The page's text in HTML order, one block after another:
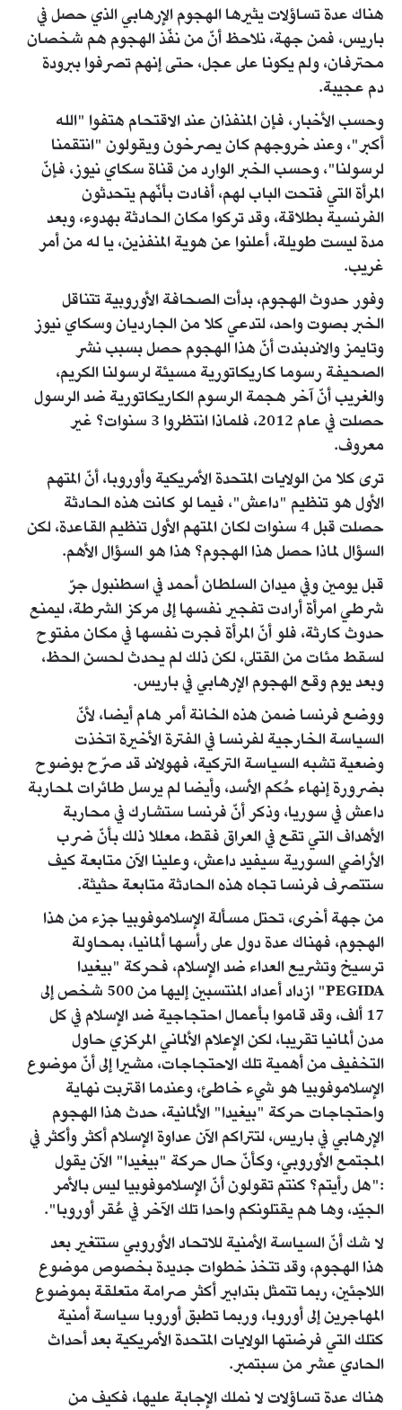
هناك عدة تساؤلات يثيرها الهجوم الإرهابي الذي حصل في
باريس، فمن جهة، نلاحظ أنّ من نفّذ الهجوم هم شخصان
محترفان، ولم يكونا على عجل، حتى إنهم تصرفوا ببرودة
دم عجيبة.
وحسب الأخبار، فإن المنفذان عند الاقتحام هتفوا "الله
أكبر"، وعند خروجهم كان يصرخون ويقولون "انتقمنا
لرسولنا"، وحسب الخبر الوارد من قناة سكاي نيوز، فإنّ
المرأة التي فتحت الباب لهم، أفادت بأنّهم يتحدثون
الفرنسية بطلاقة، وقد تركوا مكان الحادثة بهدوء، وبعد
مدة ليست طويلة، أعلنوا عن هوية المنفذين، يا له من أمر
غريب.
وفور حدوث الهجوم، بدأت الصحافة الأوروبية تتناقل
الخبر بصوت واحد، لتدعي كلا من الجارديان وسكاي نيوز
وتايمز والاندبندت أنّ هذا الهجوم حصل بسبب نشر
الصحيفة رسوما كاريكاتورية مسيئة لرسولنا الكريم،
والغريب أنّ آخر هجمة الرسوم الكاريكاتورية ضد الرسول
حصلت في عام 2012، فلماذا انتظروا 3 سنوات؟ غير
معروف.
ترى كلا من الولايات المتحدة الأمريكية وأوروبا، أنّ المتهم
الأول هو تنظيم "داعش"، فيما لو كانت هذه الحادثة
حصلت قبل 4 سنوات لكان المتهم الأول تنظيم القاعدة، لكن
السؤال لماذا حصل هذا الهجوم؟ هذا هو السؤال الأهم.
قبل يومين وفي ميدان السلطان أحمد في اسطنبول جرّ
شرطي امرأة أرادت تفجير نفسها إلى مركز الشرطة، ليمنع
حدوث كارثة، فلو أنّ المرأة فجرت نفسها في مكان مفتوح
لسقط مئات من القتلى، لكن ذلك لم يحدث لحسن الحظ،
وبعد يوم وقع الهجوم الإرهابي في باريس.
ووضع فرنسا ضمن هذه الخانة أمر هام أيضا، لأنّ
السياسة الخارجية لفرنسا في الفترة الأخيرة اتخذت
وضعية تشبه السياسة التركية، فهولاند قد صرّح بوضوح
بضرورة إنهاء حُكم الأسد، وأيضا لم يرسل طائرات لمحاربة
داعش في سوريا، وذكر أنّ فرنسا ستشارك في محاربة
الأهداف التي تقع في العراق فقط، معللا ذلك بأنّ ضرب
الأراضي السورية سيفيد داعش، وعلينا الآن متابعة كيف
ستتصرف فرنسا تجاه هذه الحادثة متابعة حثيثة.
من جهة أخرى، تحتل مسألة الإسلاموفوبيا جزء من هذا
الهجوم، فهناك عدة دول على رأسها ألمانيا، بمحاولة
ترسيخ وتشريع العداء ضد الإسلام، فحركة "بيغيدا
PEGIDA" ازداد أعداد المنتسبين إليها من 500 شخص إلى
17 ألف، وقد قاموا بأعمال احتجاجية ضد الإسلام في كل
مدن ألمانيا تقريبا، لكن الإعلام الألماني المركزي حاول
التخفيف من أهمية تلك الاحتجاجات، مشيرا إلى أنّ موضوع
الإسلاموفوبيا هو شيء خاطئ، وعندما اقتربت نهاية
واحتجاجات حركة "بيغيدا" الألمانية، حدث هذا الهجوم
الإرهابي في باريس، لتتراكم الآن عداوة الإسلام أكثر وأكثر في
المجتمع الأوروبي، وكأنّ حال حركة "بيغيدا" الآن يقول
:"هل رأيتم؟ كنتم تقولون أنّ الإسلاموفوبيا ليس بالأمر
الجيّد، وها هم يقتلونكم واحدا تلك الآخر في عُقر أوروبا".
لا شك أنّ السياسة الأمنية للاتحاد الأوروبي ستتغير بعد
هذا الهجوم، وقد تتخذ خطوات جديدة بخصوص موضوع
اللاجئين، ربما تتمثل بتدابير أكثر صرامة متعلقة بموضوع
المهاجرين إلى أوروبا، وربما تطبق أوروبا سياسة أمنية
كتلك التي فرضتها الولايات المتحدة الأمريكية بعد أحداث
الحادي عشر من سبتمبر.
هناك عدة تساؤلات لا نملك الإجابة عليها، فكيف من